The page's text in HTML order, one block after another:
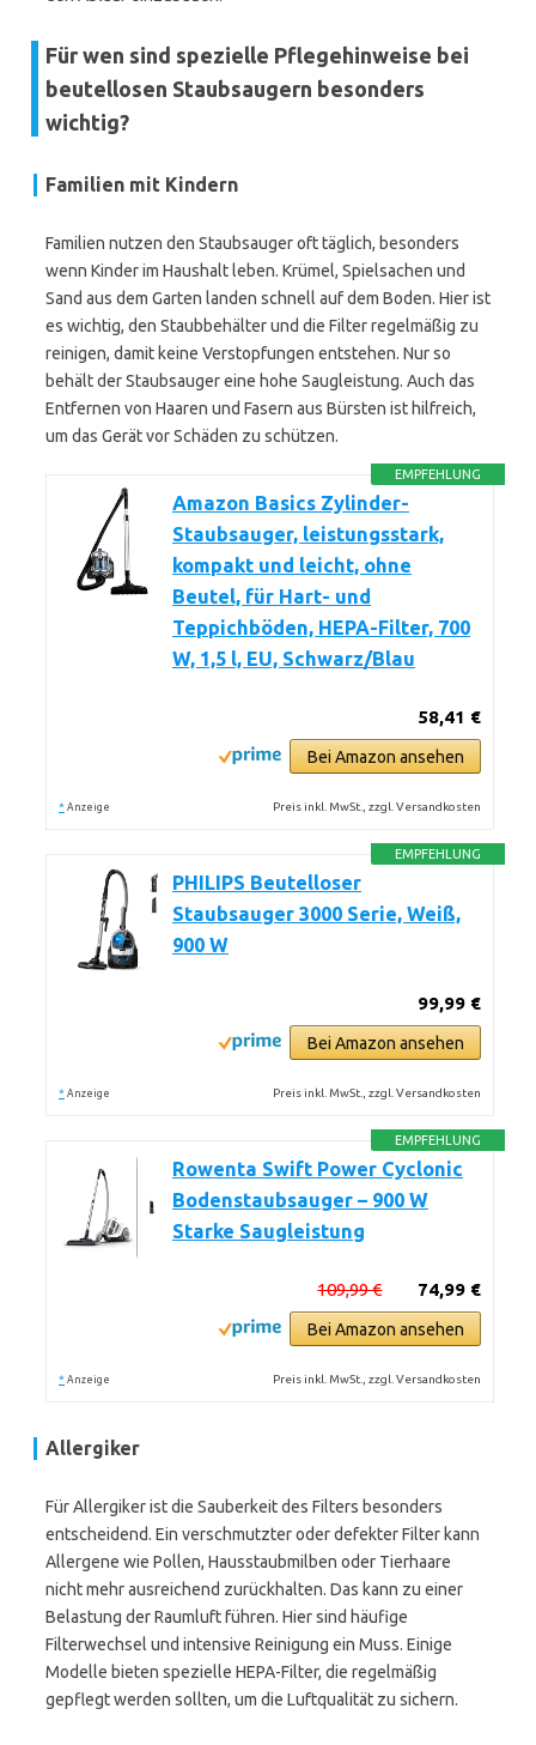
Für wen sind spezielle Pflegehinweise bei
beutellosen Staubsaugern besonders
wichtig?
Familien mit Kindern
Familien nutzen den Staubsauger oft täglich, besonders
wenn Kinder im Haushalt leben. Krümel, Spielsachen und
Sand aus dem Garten landen schnell auf dem Boden. Hier ist
es wichtig, den Staubbehälter und die Filter regelmäßig zu
reinigen, damit keine Verstopfungen entstehen. Nur so
behält der Staubsauger eine hohe Saugleistung. Auch das
Entfernen von Haaren und Fasern aus Bürsten ist hilfreich,
um das Gerät vor Schäden zu schützen.
EMPFEHLUNG
Amazon Basics Zylinder-
Staubsauger, leistungsstark,
kompakt und leicht, ohne
Beutel, für Hart- und
Teppichböden, HEPA-Filter, 700
W, 1,5 l, EU, Schwarz/Blau
58,41 €
Bei Amazon ansehen
* Anzeige Preis inkl. MwSt., zzgl. Versandkosten
EMPFEHLUNG
PHILIPS Beutelloser
Staubsauger 3000 Serie, Weiß,
900 W
99,99 €
Bei Amazon ansehen
* Anzeige Preis inkl. MwSt., zzgl. Versandkosten
EMPFEHLUNG
Rowenta Swift Power Cyclonic
Bodenstaubsauger – 900 W
Starke Saugleistung
74,99 €
109,99 €
Bei Amazon ansehen
* Anzeige Preis inkl. MwSt., zzgl. Versandkosten
Allergiker
Für Allergiker ist die Sauberkeit des Filters besonders
entscheidend. Ein verschmutzter oder defekter Filter kann
Allergene wie Pollen, Hausstaubmilben oder Tierhaare
nicht mehr ausreichend zurückhalten. Das kann zu einer
Belastung der Raumluft führen. Hier sind häufige
Filterwechsel und intensive Reinigung ein Muss. Einige
Modelle bieten spezielle HEPA-Filter, die regelmäßig
gepflegt werden sollten, um die Luftqualität zu sichern.